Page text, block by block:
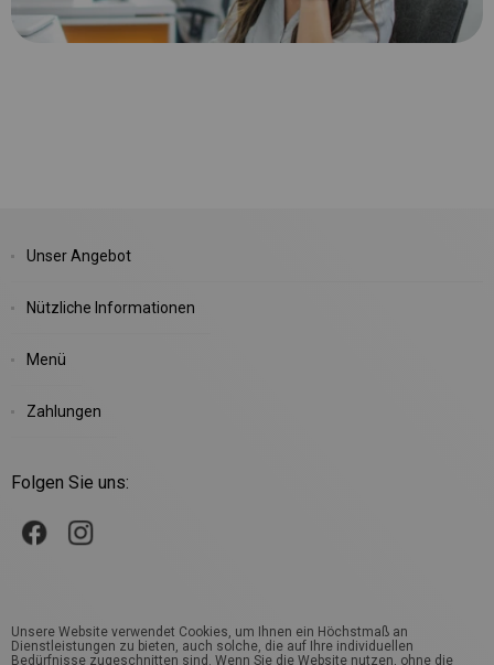
Unser Angebot
Nützliche Informationen
Menü
Zahlungen
Folgen Sie uns:
Unsere Website verwendet Cookies, um Ihnen ein Höchstmaß an
Dienstleistungen zu bieten, auch solche, die auf Ihre individuellen
Bedürfnisse zugeschnitten sind. Wenn Sie die Website nutzen, ohne die